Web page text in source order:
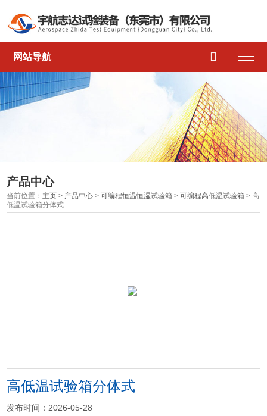
网站导航 
产品中心
当前位置： 主页 > 产品中心 >可编程恒温恒湿试验箱 >可编程高低温试验箱 > 高
低温试验箱分体式
高低温试验箱分体式
发布时间：2026-05-28